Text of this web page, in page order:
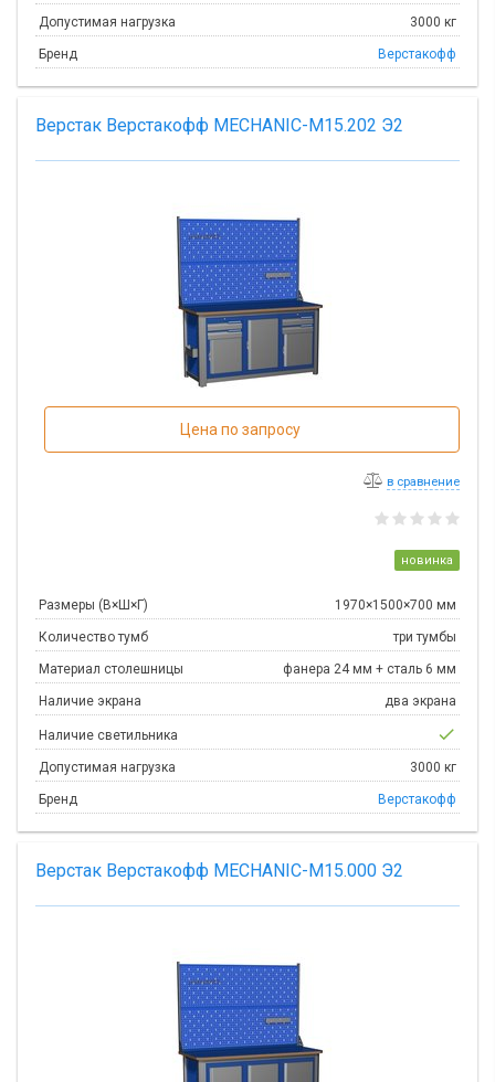
Допустимая нагрузка 3000 кг
Бренд Верстакофф
Верстак Верстакофф MECHANIC-М15.202 Э2
Цена по запросу
в сравнение
новинка
Размеры (В×Ш×Г) 1970×1500×700 мм
Количество тумб три тумбы
Материал столешницы фанера 24 мм + сталь 6 мм
Наличие экрана два экрана
Наличие светильника check
Допустимая нагрузка 3000 кг
Бренд Верстакофф
Верстак Верстакофф MECHANIC-М15.000 Э2